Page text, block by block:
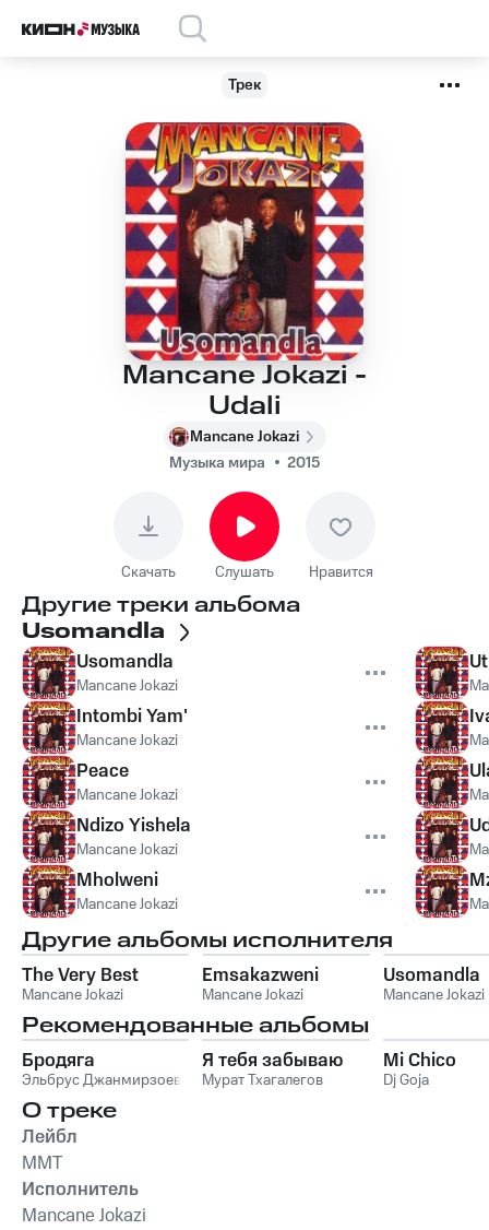
Трек
Mancane Jokazi -
Udali
Mancane Jokazi
Музыка мира
2015
Скачать Слушать Нравится
Другие треки альбома
Usomandla
Usomandla
Mancane Jokazi
Intombi Yam'
Mancane Jokazi
Peace
Mancane Jokazi
Ndizo Yishela
Mancane Jokazi
Mholweni
Mancane Jokazi
Другие альбомы исполнителя
The Very Best
Mancane Jokazi
Emsakazweni
Mancane Jokazi
Usomandla
Mancane Jokazi
Рекомендованные альбомы
Бродяга
Эльбрус Джанмирзоев
Я тебя забываю
Мурат Тхагалегов
Mi Chico
Dj Goja
О треке
Лейбл
MMT
Исполнитель
Mancane Jokazi